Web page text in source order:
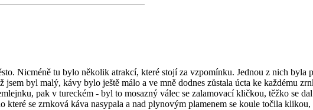
Nicméně tu bylo několik atrakcí, které stojí za vzpomínku. Jednou z nich byla
byl malý, kávy bylo ještě málo a ve mně dodnes zůstala úcta ke každému
pak v tureckém - byl to mosazný válec se zalamovací kličkou, těžko se
se zrnková káva nasypala a nad plynovým plamenem se koule točila